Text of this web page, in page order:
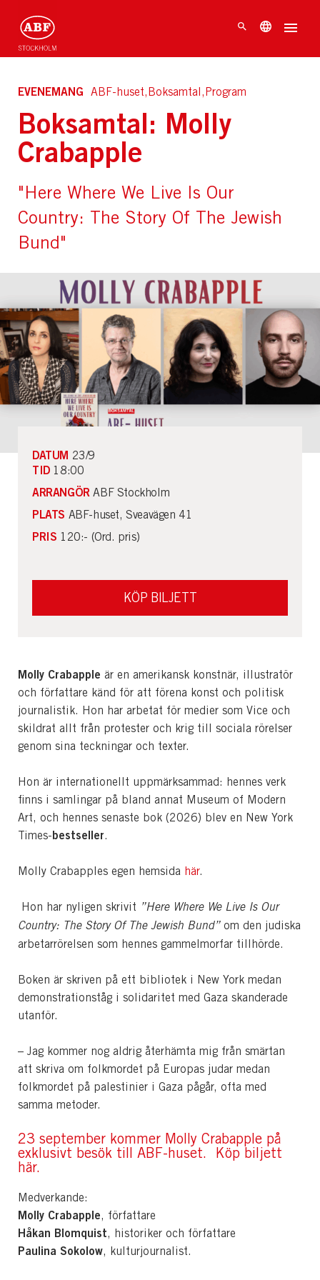
EVENEMANG ABF-huset,Boksamtal,Program
Boksamtal: Molly
Crabapple
"Here Where We Live Is Our
Country: The Story Of The Jewish
Bund"
Molly Crabapple är en amerikansk konstnär, illustratör
och författare känd för att förena konst och politisk
journalistik. Hon har arbetat för medier som Vice och
skildrat allt från protester och krig till sociala rörelser
genom sina teckningar och texter.
Hon är internationellt uppmärksammad: hennes verk
finns i samlingar på bland annat Museum of Modern
Art, och hennes senaste bok (2026) blev en New York
Times-bestseller.
Molly Crabapples egen hemsida här.
Hon har nyligen skrivit ”Here Where We Live Is Our
Country: The Story Of The Jewish Bund”om den judiska
arbetarrörelsen som hennes gammelmorfar tillhörde.
Boken är skriven på ett bibliotek i New York medan
demonstrationståg i solidaritet med Gaza skanderade
utanför.
– Jag kommer nog aldrig återhämta mig från smärtan
att skriva om folkmordet på Europas judar medan
folkmordet på palestinier i Gaza pågår, ofta med
samma metoder.
23 september kommer Molly Crabapple på
exklusivt besök till ABF-huset. Köp biljett
här.
Medverkande:
Molly Crabapple, författare
Håkan Blomquist, historiker och författare
Paulina Sokolow, kulturjournalist.
DATUM 23/9
TID18:00
ARRANGÖRABF Stockholm
PLATS ABF-huset, Sveavägen 41
PRIS 120:- (Ord. pris)
KÖP BILJETT